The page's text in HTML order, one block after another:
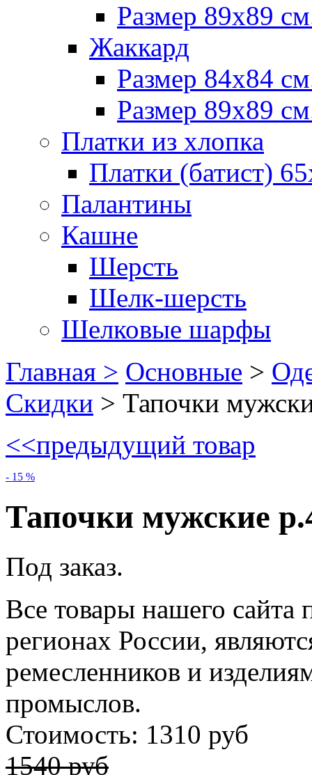
Размер 89х89
Жаккард
Размер 84х84
Размер 89х89
Платки из хлопка
Платки (батист)
Палантины
Кашне
Шерсть
Шелк-шерсть
Шелковые шарфы
Главная > Основные >
Скидки > Тапочки
<<предыдущий товар
- 15 %
Тапочки мужские
Под заказ.
Все товары нашего сайта
регионах России,
ремесленников и
промыслов.
Стоимость: 1310 руб
1540 руб